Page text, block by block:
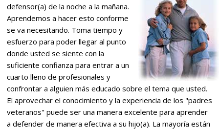
defensor(a) de la noche a la mañana.
Aprendemos a hacer esto conforme
se va necesitando. Toma tiempo y
esfuerzo para poder llegar al punto
donde usted se siente con la
suficiente confianza para entrar a un
cuarto lleno de profesionales y
confrontar a alguien más educado sobre el tema que usted.
El aprovechar el conocimiento y la experiencia de los "padres
veteranos" puede ser una manera excelente para aprender
a defender de manera efectiva a su hijo(a). La mayoría están